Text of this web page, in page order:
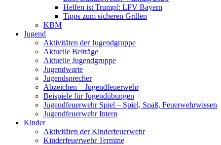
Helfen ist Trumpf: LFV Bayern
Tipps zum sicheren Grillen
KBM
Jugend
Aktivitäten der Jugendgruppe
Aktuelle Beiträge
Aktuelle Jugendgruppe
Jugendwarte
Jugendsprecher
Abzeichen – Jugendfeuerwehr
Beispiele für Jugendübungen
Jugendfeuerwehr Spiel – Spiel, Spaß, Feuerwehrwissen
Jugendfeuerwehr Intern
Kinder
Aktivitäten der Kinderfeuerwehr
Kinderfeuerwehr Termine